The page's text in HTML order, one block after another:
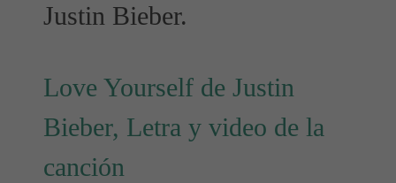
Justin Bieber.
Love Yourself de Justin
Bieber, Letra y video de la
canción